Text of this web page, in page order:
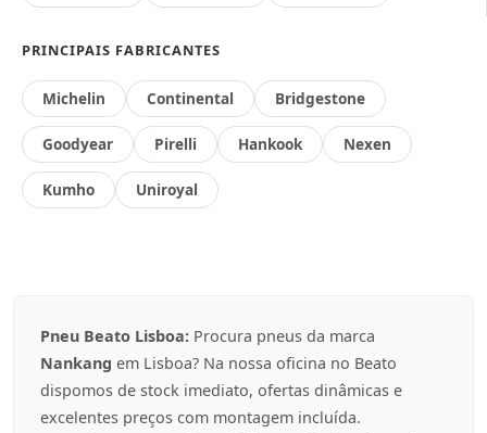
PRINCIPAIS FABRICANTES
Michelin Continental Bridgestone
Goodyear Pirelli Hankook Nexen
Kumho Uniroyal
Pneu Beato Lisboa: Procura pneus da marca
Nankang em Lisboa? Na nossa oficina no Beato
dispomos de stock imediato, ofertas dinâmicas e
excelentes preços com montagem incluída.